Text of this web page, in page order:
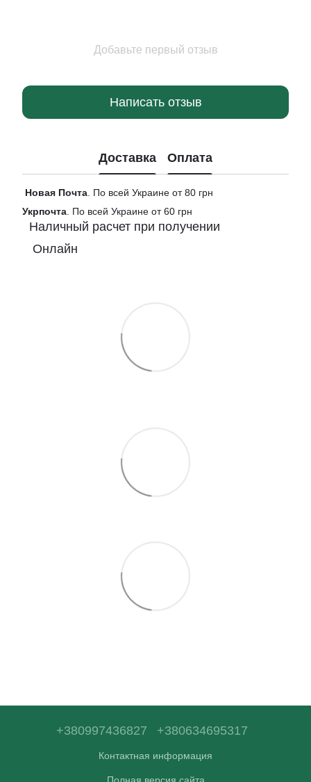
Добавьте первый отзыв
Написать отзыв
Доставка Оплата
Новая Почта . По всей Украине от 80 грн
Укрпочта . По всей Украине от 60 грн
Наличный расчет при получении
Онлайн
+380997436827 +380634695317
Контактная информация
Полная версия сайта